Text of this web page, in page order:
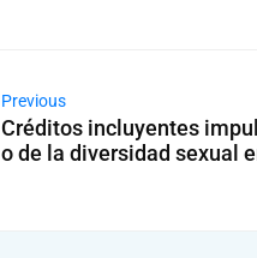
Previous
Créditos incluyentes
o de la diversidad sexual